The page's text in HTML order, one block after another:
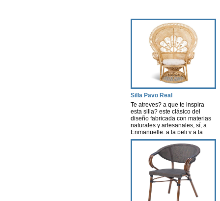
Silla Pavo Real
Te atreves? a que te inspira
esta silla? este clásico del
diseño fabricada con materias
naturales y artesanales, sí, a
Enmanuelle, a la peli y a la
actriz, una pelicula que creó
escuela. Esta silla nos evoca
aires de nostalgia, libertad y
porque no decirlo…cierta
sexualidad…